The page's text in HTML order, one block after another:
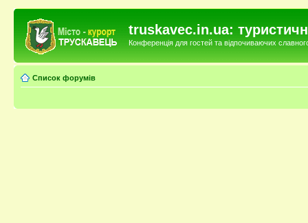
truskavec.in.ua:
Конференція для гостей та відпочиваючих
Список форумів